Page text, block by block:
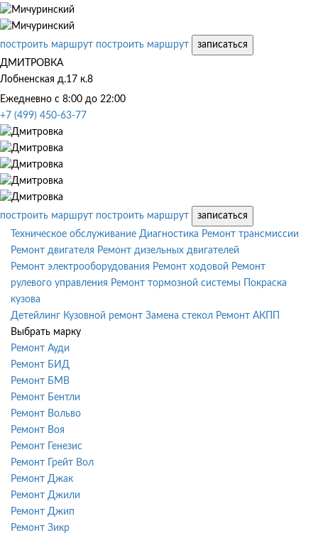
построить маршрут построить маршрут
записаться
ДМИТРОВКА
Лобненская д.17 к.8
Ежедневно с 8:00 до 22:00
+7 (499) 450-63-77
построить маршрут построить маршрут
записаться
Техническое обслуживание Диагностика Ремонт трансмиссии
Ремонт двигателя Ремонт дизельных двигателей
Ремонт электрооборудования Ремонт ходовой Ремонт
рулевого управления Ремонт тормозной системы
Покраска
кузова
Детейлинг Кузовной ремонт Замена стекол Ремонт АКПП
Выбрать марку
Ремонт Ауди
Ремонт БИД
Ремонт БМВ
Ремонт Бентли
Ремонт Вольво
Ремонт Воя
Ремонт Генезис
Ремонт Грейт Вол
Ремонт Джак
Ремонт Джили
Ремонт Джип
Ремонт Зикр